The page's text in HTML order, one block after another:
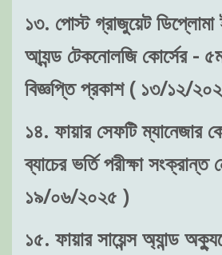
১৩. পোস্ট গ্রাজুয়েট ডিপ্লোমা
আ্যন্ড টেকনোলজি কোর্সের - ৫ম
বিজ্ঞপ্তি প্রকাশ ( ১৩/১২/
১৪. ফায়ার সেফটি ম্যানেজার
ব্যাচের ভর্তি পরীক্ষা সংক্রান্ত
১৯/০৬/২০২৫ )
১৫. ফায়ার সায়েন্স অ্যান্ড